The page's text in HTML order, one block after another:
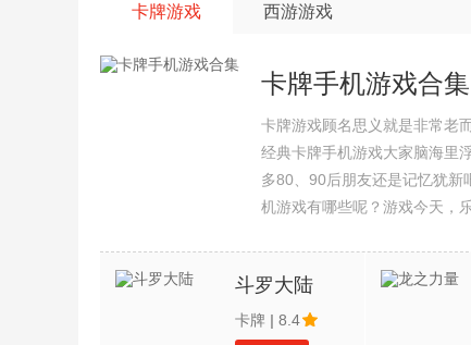
卡牌游戏 西游游戏
卡牌手机游戏合集
卡牌游戏顾名思义就是非常老
经典卡牌手机游戏大家脑海里
多80、90后朋友还是记忆犹新
机游戏有哪些呢？游戏今天，
斗罗大陆
卡牌 | 8.4